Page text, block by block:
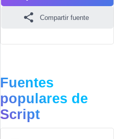
Compartir fuente
Fuentes
populares de
Script